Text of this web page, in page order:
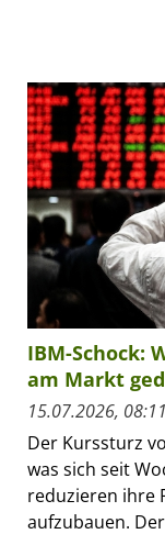
IBM-Schock:
am Markt
15.07.2026,
Der Kurssturz
was sich seit
reduzieren ihre
aufzubauen.